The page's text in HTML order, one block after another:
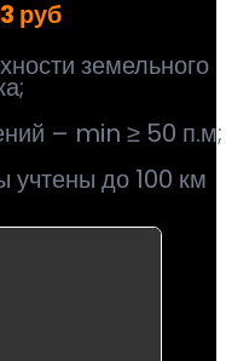
руб
земельного
– min ≥ 50 п.м;
учтены до 100 км